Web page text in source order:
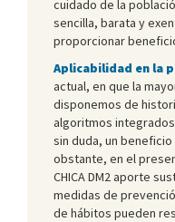
cuidado de la
sencilla, barata y
proporcionar
Aplicabilidad en la
actual, en que la
disponemos de
algoritmos
sin duda, un
obstante, en el
CHICA DM2 aporte
medidas de
de hábitos pueden